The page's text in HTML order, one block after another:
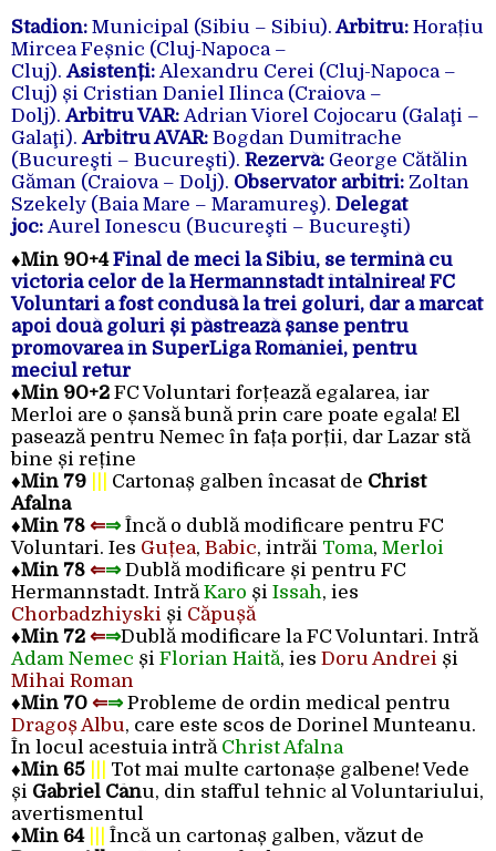
Stadion: Municipal (Sibiu – Sibiu).Arbitru: Horațiu
Mircea Feșnic (Cluj-Napoca –
Cluj).Asistenți: Alexandru Cerei (Cluj-Napoca –
Cluj) și Cristian Daniel Ilinca (Craiova –
Dolj).Arbitru VAR: Adrian Viorel Cojocaru (Galaţi –
Galaţi).Arbitru AVAR: Bogdan Dumitrache
(Bucureşti – Bucureşti). Rezervă: George Cătălin
Găman (Craiova – Dolj). Observator arbitri: Zoltan
Szekely (Baia Mare – Maramureş). Delegat
joc: Aurel Ionescu (Bucureşti – Bucureşti)
♦Min 90+4Final de meci la Sibiu, se termină cu
victoria celor de la Hermannstadt întâlnirea! FC
Voluntari a fost condusă la trei goluri, dar a marcat
apoi două goluri și păstrează șanse pentru
promovarea în SuperLiga României, pentru
meciul retur
♦Min 90+2 FC Voluntari forțează egalarea, iar
Merloi are o șansă bună prin care poate egala! El
pasează pentru Nemec în fața porții, dar Lazar stă
bine și reține
♦Min 79 Cartonaș galben încasat de Christ
Afalna
♦Min 78 ⇐⇒Încă o dublă modificare pentru FC
Voluntari. Ies Guțea, Babic, intrăi Toma, Merloi
♦Min 78 ⇐⇒Dublă modificare și pentru FC
Hermannstadt. IntrăKaro și Issah, ies
Chorbadzhiyski și Căpușă
♦Min 72 ⇐⇒Dublă modificare la FC Voluntari. Intră
Adam Nemec și Florian Haită, ies Doru Andrei și
Mihai Roman
♦Min 70 ⇐⇒Probleme de ordin medical pentru
Dragoș Albu, care este scos de Dorinel Munteanu.
În locul acestuia intră Christ Afalna
♦Min 65
Tot mai multe cartonașe galbene! Vede
și Gabriel Cânu, din stafful tehnic al Voluntariului,
avertismentul
♦Min 64
Încă un cartonaș galben, văzut de